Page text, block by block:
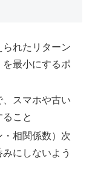
れたリターン
最小にするポ
スマホや古い
こと
相関係数）次
にしないよう